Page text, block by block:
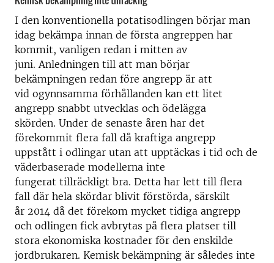
I den konventionella potatisodlingen börjar man
idag bekämpa innan de första angreppen har
kommit, vanligen redan i mitten av
juni. Anledningen till att man börjar
bekämpningen redan före angrepp är att
vid ogynnsamma förhållanden kan ett litet
angrepp snabbt utvecklas och ödelägga
skörden. Under de senaste åren har det
förekommit flera fall då kraftiga angrepp
uppstått i odlingar utan att upptäckas i tid och de
väderbaserade modellerna inte
fungerat tillräckligt bra. Detta har lett till flera
fall där hela skördar blivit förstörda, särskilt
år 2014 då det förekom mycket tidiga angrepp
och odlingen fick avbrytas på flera platser till
stora ekonomiska kostnader för den enskilde
jordbrukaren. Kemisk bekämpning är således inte